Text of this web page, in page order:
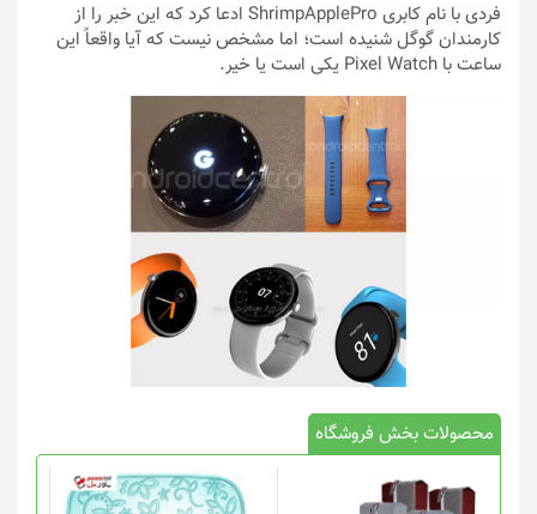
فردی با نام کابری ShrimpApplePro ادعا کرد که این خبر را از
کارمندان گوگل شنیده است؛ اما مشخص نیست که آیا واقعاً این
ساعت با Pixel Watch یکی است یا خیر.
محصولات بخش فروشگاه